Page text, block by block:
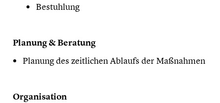
Bestuhlung
​Planung & Beratung
Planung des zeitlichen Ablaufs der Maßnahmen
​Organisation